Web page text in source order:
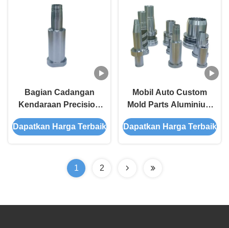
Bagian Cadangan
Kendaraan Precision
Mold Alat Daya tahan
lama
Dapatkan Harga Terbaik
Mobil Auto Custom
Mold Parts Aluminium
Rustless Custom
Component Metal
Dapatkan Harga Terbaik
1 2